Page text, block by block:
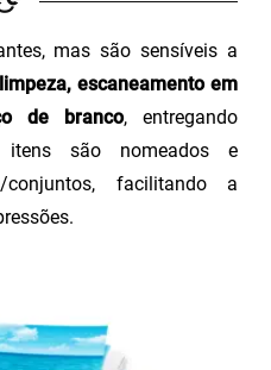
mas são sensíveis a
escaneamento em
de branco, entregando
são nomeados e
facilitando a